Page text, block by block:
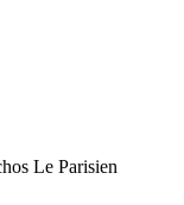
Le Parisien